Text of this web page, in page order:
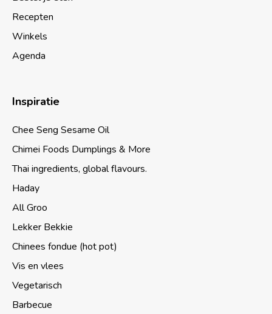
Recepten
Winkels
Agenda
Inspiratie
Chee Seng Sesame Oil
Chimei Foods Dumplings & More
Thai ingredients, global flavours.
Haday
All Groo
Lekker Bekkie
Chinees fondue (hot pot)
Vis en vlees
Vegetarisch
Barbecue